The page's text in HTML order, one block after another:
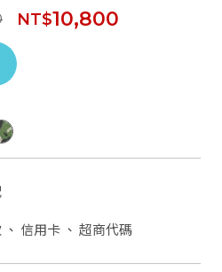
NT$10,800
信用卡 、 超商代碼